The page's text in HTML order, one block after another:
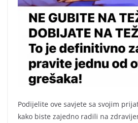
Podijelite ove savjete sa svojim
kako biste zajedno radili na